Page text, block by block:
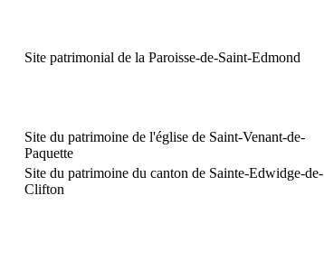
Site patrimonial de la Paroisse-de-Saint-Edmond
Site du patrimoine de l'église de Saint-Venant-de-
Paquette
Site du patrimoine du canton de Sainte-Edwidge-de-
Clifton